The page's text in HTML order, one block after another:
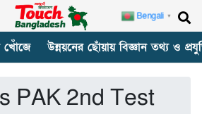
খোঁজে উন্নয়নের ছোঁয়ায় বিজ্ঞান তথ্য ও
PAK 2nd Test
Bengali ▼